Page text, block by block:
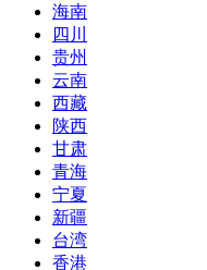
海南
四川
贵州
云南
西藏
陕西
甘肃
青海
宁夏
新疆
台湾
香港